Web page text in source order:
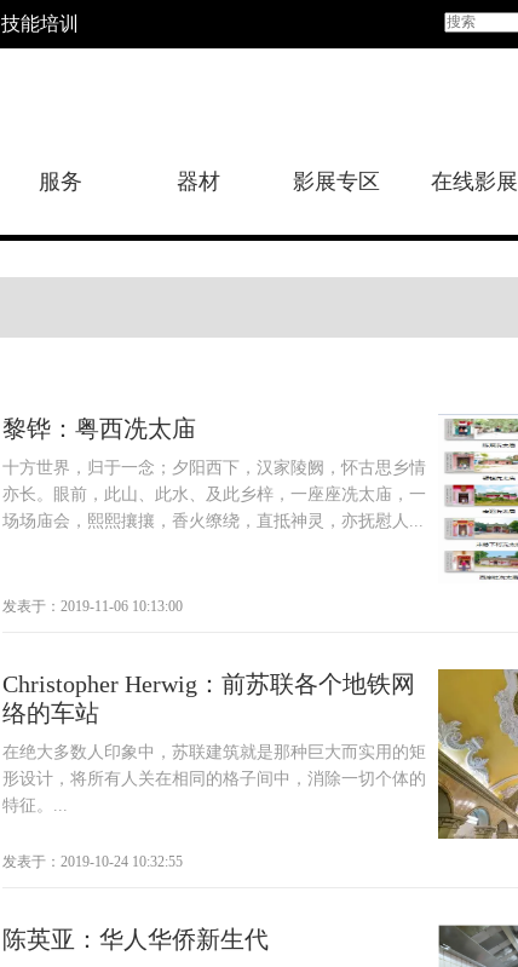
技能培训
服务 器材 影展专区 在线影展
黎铧：粤西冼太庙
十方世界，归于一念；夕阳西下，汉家陵阙，怀古思乡情
亦长。眼前，此山、此水、及此乡梓，一座座冼太庙，一
场场庙会，熙熙攘攘，香火缭绕，直抵神灵，亦抚慰人...
发表于：2019-11-06 10:13:00
Christopher Herwig：前苏联各个地铁网
络的车站
在绝大多数人印象中，苏联建筑就是那种巨大而实用的矩
形设计，将所有人关在相同的格子间中，消除一切个体的
特征。...
发表于：2019-10-24 10:32:55
陈英亚：华人华侨新生代